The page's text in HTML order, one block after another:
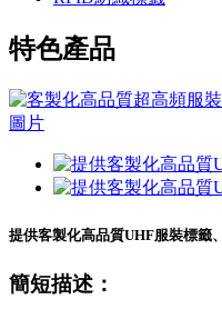
特色產品
提供客製化高品質UHF服裝標籤
簡短描述：